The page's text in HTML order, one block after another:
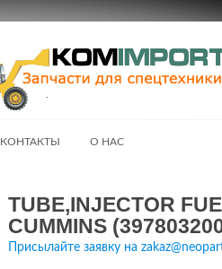
КОНТАКТЫ О НАС
TUBE,INJECTOR
CUMMINS
Присылайте заявку на